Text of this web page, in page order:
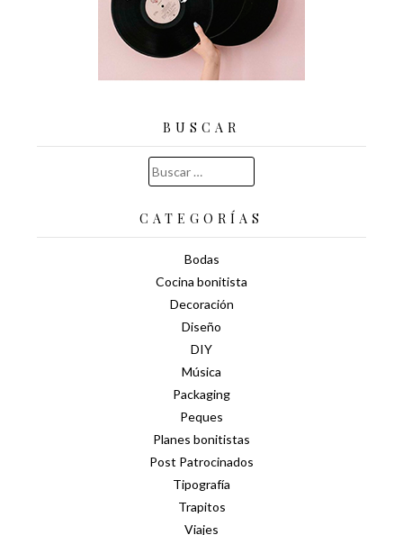
BUSCAR
Buscar:
CATEGORÍAS
Bodas
Cocina bonitista
Decoración
Diseño
DIY
Música
Packaging
Peques
Planes bonitistas
Post Patrocinados
Tipografía
Trapitos
Viajes